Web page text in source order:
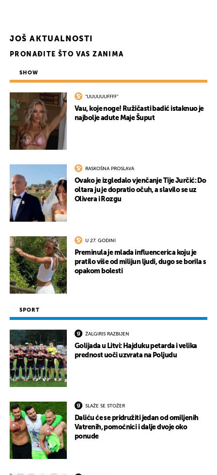
JOŠ AKTUALNOSTI
PRONAĐITE ŠTO VAS ZANIMA
SHOW
"UUUUUUFFFF"
Vau, koje noge! Ružičasti badić istaknuo je
najbolje adute Maje Šuput
RASKOŠNA PROSLAVA
Ovako je izgledalo vjenčanje Tije Jurčić: Do
oltara ju je dopratio očuh, a slavilo se uz
Olivera i Rozgu
U 27. GODINI
Preminula je mlada influencerica koju je
pratilo više od milijun ljudi, dugo se borila s
opakom bolesti
SPORT
ŽALGIRIS RAZBIJEN
Golijada u Litvi: Hajduku petarda i velika
prednost uoči uzvrata na Poljudu
SLAŽE SE STOŽER
Daliću će se pridružiti jedan od omiljenih
Vatrenih, pomoćnici i dalje dvoje oko
ponude